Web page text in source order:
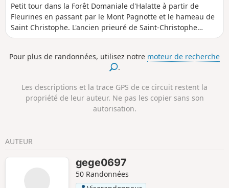
Petit tour dans la Forêt Domaniale d'Halatte à partir de
Fleurines en passant par le Mont Pagnotte et le hameau de
Saint Christophe. L'ancien prieuré de Saint-Christophe
constitue aujourd'hui le principal élément du patrimoine
Monuments Historiques. La commune est également riche
d'un important patrimoine naturel et paysager, et intègre le
faunistique et floristique (ZNIEFF). Depuis sa création en
2004, Fleurines entre également dans le périmètre du Parc
Naturel Régional Oise Pays de France.
Pour plus de randonnées, utilisez notre moteur de recherche
.
Les descriptions et la trace GPS de ce circuit restent la
propriété de leur auteur. Ne pas les copier sans son
autorisation.
AUTEUR
gege0697
50 Randonnées